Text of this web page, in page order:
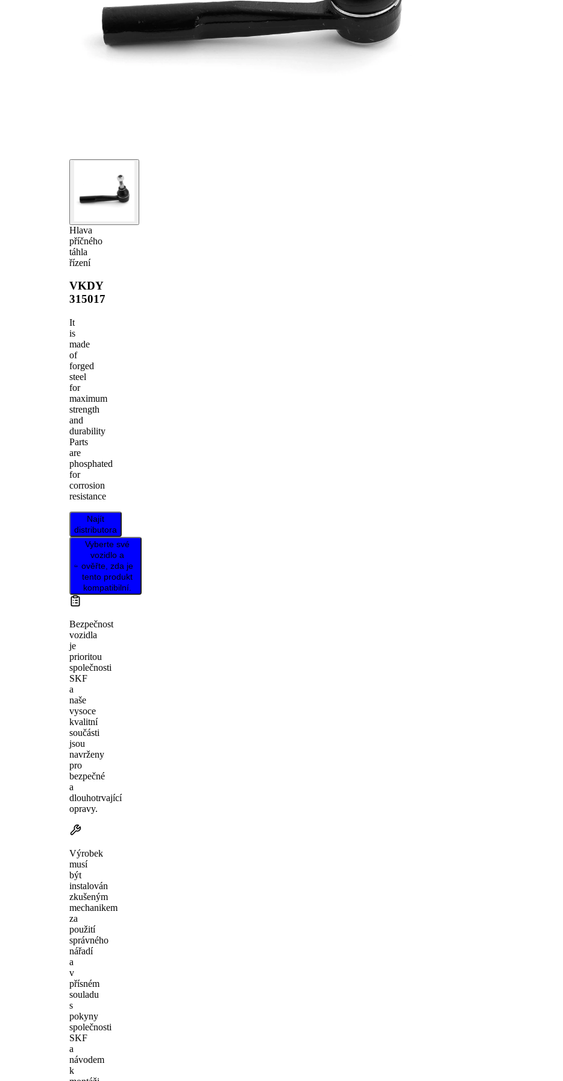
Hlava
příčného
táhla
řízení
VKDY
315017
It
is
made
of
forged
steel
for
maximum
strength
and
durability
Parts
are
phosphated
for
corrosion
resistance
Najít
distributora
Vyberte své
vozidlo a
ověřte, zda je
tento produkt
kompatibilní.
Bezpečnost
vozidla
je
prioritou
společnosti
SKF
a
naše
vysoce
kvalitní
součásti
jsou
navrženy
pro
bezpečné
a
dlouhotrvající
opravy.
Výrobek
musí
být
instalován
zkušeným
mechanikem
za
použití
správného
nářadí
a
v
přísném
souladu
s
pokyny
společnosti
SKF
a
návodem
k